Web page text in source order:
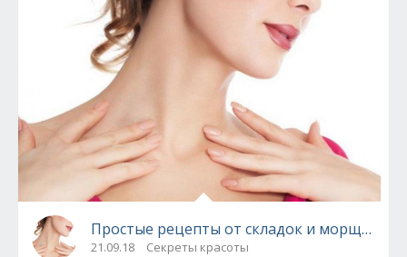
Простые рецепты от складок и морщин на
21.09.18 Секреты красоты